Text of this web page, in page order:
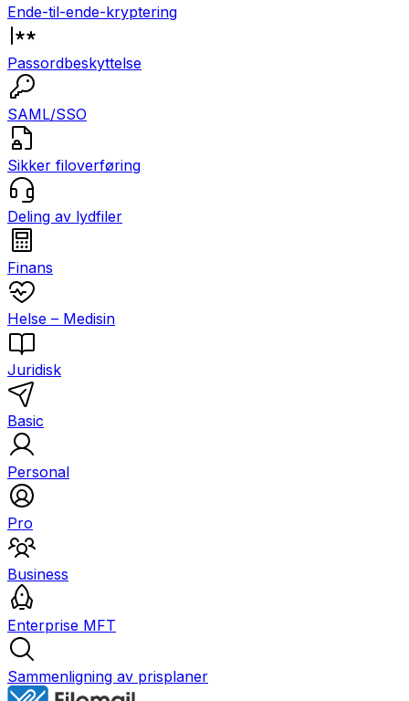
Ende-til-ende-kryptering
Passordbeskyttelse
SAML/SSO
Sikker filoverføring
Deling av lydfiler
Finans
Helse – Medisin
Juridisk
Basic
Personal
Pro
Business
Enterprise MFT
Sammenligning av prisplaner